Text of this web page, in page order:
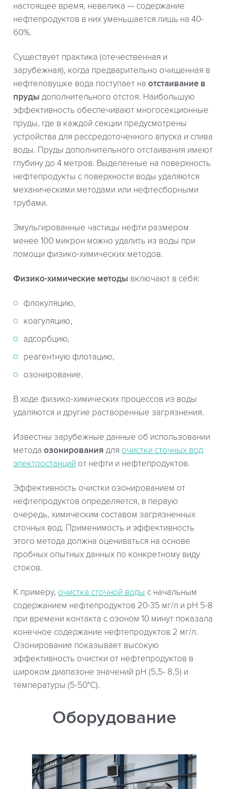
настоящее время, невелика — содержание
нефтепродуктов в них уменьшается лишь на 40-
60%.
Существует практика (отечественная и
зарубежная), когда предварительно очищенная в
нефтеловушке вода поступает на отстаивание в
пруды дополнительного отстоя. Наибольшую
эффективность обеспечивают многосекционные
пруды, где в каждой секции предусмотрены
устройства для рассредоточенного впуска и слива
воды. Пруды дополнительного отстаивания имеют
глубину до 4 метров. Выделенные на поверхность
нефтепродукты с поверхности воды удаляются
механическими методами или нефтесборными
трубами.
Эмульгированные частицы нефти размером
менее 100 микрон можно удалить из воды при
помощи физико-химических методов.
Физико-химические методы включают в себя:
флокуляцию,
коагуляцию,
адсорбцию,
реагентную флотацию,
озонирование.
В ходе физико-химических процессов из воды
удаляются и другие растворенные загрязнения.
Известны зарубежные данные об использовании
метода озонирования для очистки сточных вод
электростанций от нефти и нефтепродуктов.
Эффективность очистки озонированием от
нефтепродуктов определяется, в первую
очередь, химическим составом загрязненных
сточных вод. Применимость и эффективность
этого метода должна оцениваться на основе
пробных опытных данных по конкретному виду
стоков.
К примеру, очистка сточной воды с начальным
содержанием нефтепродуктов 20-35 мг/л и pH 5-8
при времени контакта с озоном 10 минут показала
конечное содержание нефтепродуктов 2 мг/л.
Озонирование показывает высокую
эффективность очистки от нефтепродуктов в
широком диапазоне значений pH (5,5- 8,5) и
температуры (5-50°С).
Оборудование